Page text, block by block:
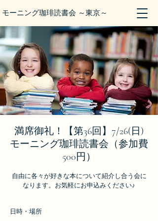
モーニング珈琲読書会 ～東京～
満席御礼！【第36回】7/26(日)
モーニング珈琲読書会（参加費
500円）
自由に各々が好きな本について紹介し合う会に
なります。お気軽にお申込みください♪
日時・場所